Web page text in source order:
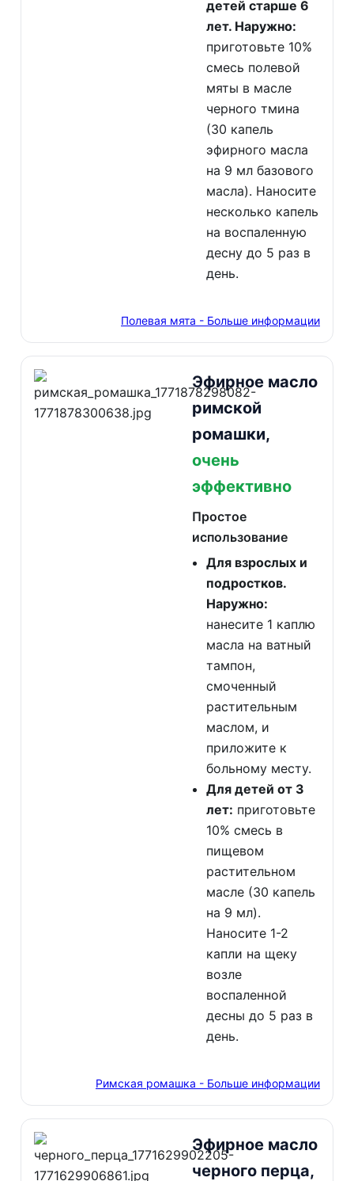
детей старше 6
лет. Наружно:
приготовьте 10%
смесь полевой
мяты в масле
черного тмина
(30 капель
эфирного масла
на 9 мл базового
масла). Наносите
несколько капель
на воспаленную
десну до 5 раз в
день.
Полевая мята - Больше информации
Эфирное масло
римской
ромашки,
очень
эффективно
Простое
использование
Для взрослых и
подростков.
Наружно:
нанесите 1 каплю
масла на ватный
тампон,
смоченный
растительным
маслом, и
приложите к
больному месту.
Для детей от 3
лет: приготовьте
10% смесь в
пищевом
растительном
масле (30 капель
на 9 мл).
Наносите 1-2
капли на щеку
возле
воспаленной
десны до 5 раз в
день.
Римская ромашка - Больше информации
Эфирное масло
черного перца,